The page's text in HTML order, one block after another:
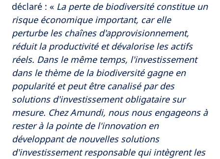
déclaré : « La perte de biodiversité constitue un
risque économique important, car elle
perturbe les chaînes d'approvisionnement,
réduit la productivité et dévalorise les actifs
réels. Dans le même temps, l'investissement
dans le thème de la biodiversité gagne en
popularité et peut être canalisé par des
solutions d'investissement obligataire sur
mesure. Chez Amundi, nous nous engageons à
rester à la pointe de l'innovation en
développant de nouvelles solutions
d'investissement responsable qui intègrent les